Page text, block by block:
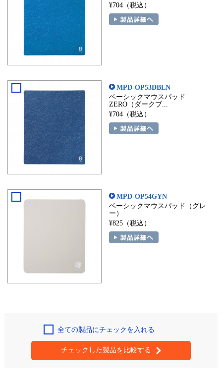
¥704（税込）
MPD-OP53DBLN
ベーシックマウスパッド
ZERO（ダークブ...
¥704（税込）
MPD-OP54GYN
ベーシックマウスパッド（グレ
ー）
¥825（税込）
全ての製品にチェックを入れる
チェックした製品を比較する